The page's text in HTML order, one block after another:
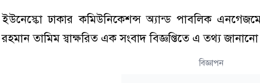
ইউনেস্কো ঢাকার কমিউনিকেশন্স অ্যান্ড পাবলিক
রহমান তামিম স্বাক্ষরিত এক সংবাদ বিজ্ঞপ্তিতে এ তথ্য
বিজ্ঞাপন